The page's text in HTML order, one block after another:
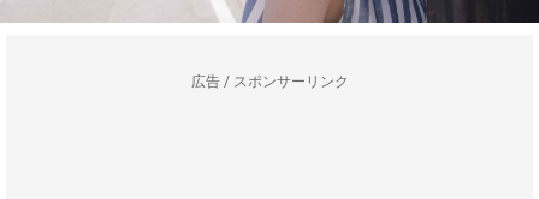
広告 / スポンサーリンク